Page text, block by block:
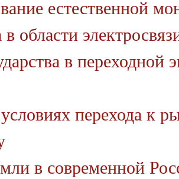
естественной
области
в переходной
перехода к
в современной